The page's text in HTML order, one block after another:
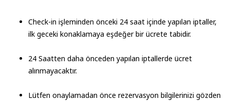
Check-in işleminden önceki 24 saat içinde yapılan iptaller,
ilk geceki konaklamaya eşdeğer bir ücrete tabidir.
24 Saatten daha önceden yapılan iptallerde ücret
alınmayacaktır.
Lütfen onaylamadan önce rezervasyon bilgilerinizi gözden